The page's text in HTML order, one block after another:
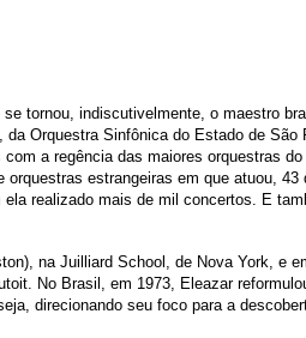
tornou, indiscutivelmente, o maestro
Orquestra Sinfônica do Estado de São
a regência das maiores orquestras
estrangeiras em que atuou, 43
realizado mais de mil concertos. E
na Juilliard School, de Nova York, e
No Brasil, em 1973, Eleazar
direcionando seu foco para a